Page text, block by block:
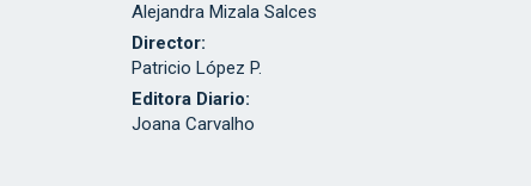
Alejandra Mizala Salces
Director:
Patricio López P.
Editora Diario:
Joana Carvalho